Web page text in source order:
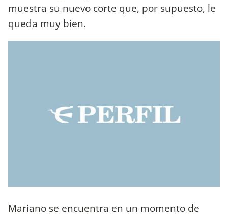
muestra su nuevo corte que, por supuesto, le
queda muy bien.
Mariano se encuentra en un momento de